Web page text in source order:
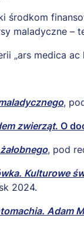
środkom
maladyczne –
„ars medica
,
zwierząt. O
, pod
Kulturowe
2024.
Adam